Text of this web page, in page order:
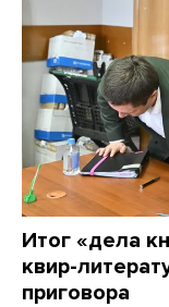
Итог «дела
квир-
приговора